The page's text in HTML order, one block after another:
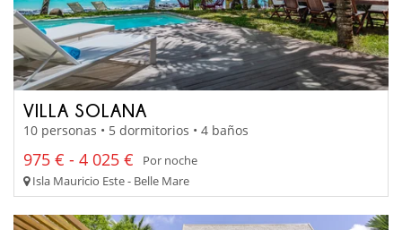
VILLA SOLANA
10 personas • 5 dormitorios • 4 baños
975 € - 4 025 €
Por noche
Isla Mauricio Este - Belle Mare